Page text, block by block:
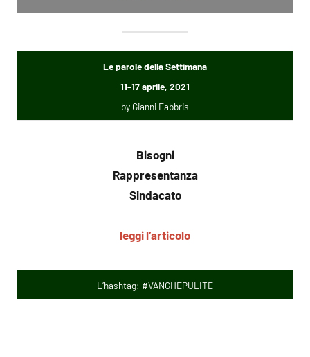
Le parole della Settimana
11-17 aprile, 2021
by Gianni Fabbris
Bisogni
Rappresentanza
Sindacato
leggi l’articolo
L’hashtag: #VANGHEPULITE